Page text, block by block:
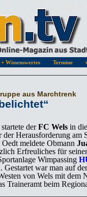
Wissenswertes Termine
aus Marchtrenk
derFC Wels in
der Herausforderung am
meldete Obmann
Erfreuliches für
Wimpassing
Gestartet war man auf
von Wels mit dem
Traineramt beim